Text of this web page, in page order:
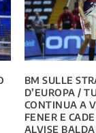
BM SULLE
D’EUROPA /
CONTINUA A
FENER E CADE
ALVISE